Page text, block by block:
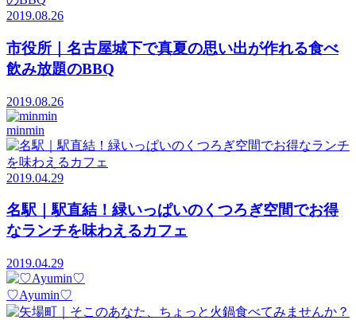
2019.08.26
市役所｜名古屋城下で真夏の思い出が作れる食べ
飲み放題のBBQ
2019.08.26
minmin
2019.04.29
名駅｜駅直結！緑いっぱいのくつろぎ空間でお得
なランチを味わえるカフェ
2019.04.29
♡Ayumin♡